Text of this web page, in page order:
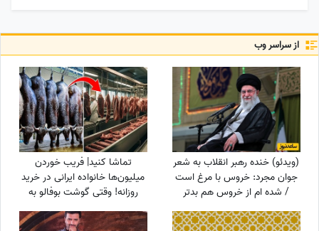
از سراسر وب
(ویدئو) خنده رهبر انقلاب به شعر
جوان مجرد: خروس با مرغ است
/ شده ام از خروس هم بدتر
تماشا کنید| فریب خوردن
میلیون‌ها خانواده ایرانی در خرید
روزانه! وقتی گوشت بوفالو به
جای گوشت گوساله سر از سفره
مردم درمی‌آورد!